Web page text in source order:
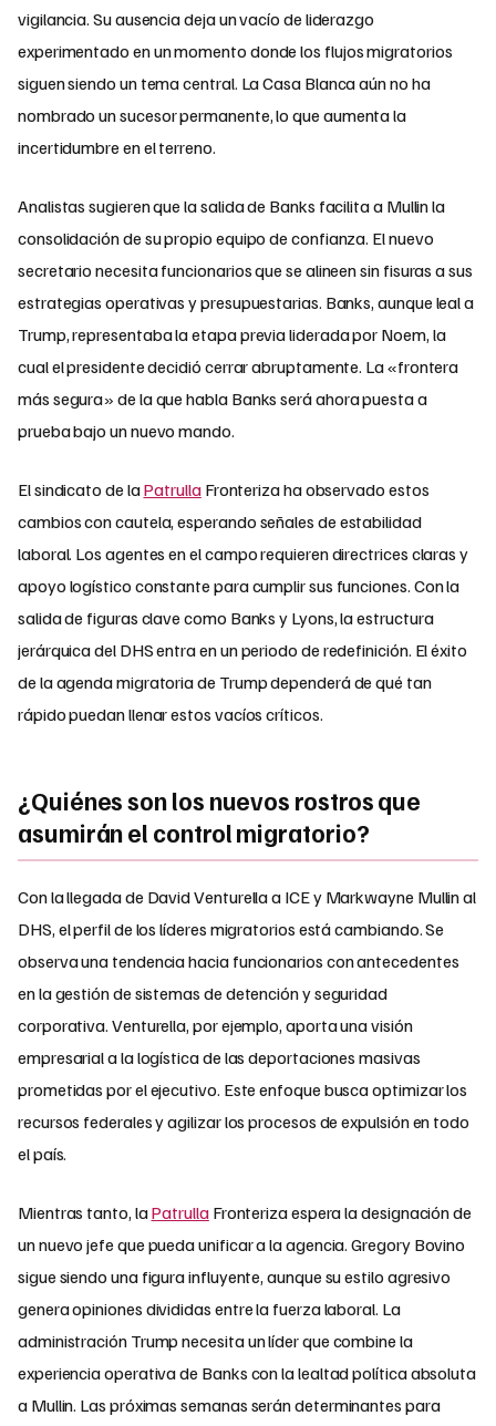
vigilancia. Su ausencia deja un vacío de liderazgo
experimentado en un momento donde los flujos migratorios
siguen siendo un tema central. La Casa Blanca aún no ha
nombrado un sucesor permanente, lo que aumenta la
incertidumbre en el terreno.
Analistas sugieren que la salida de Banks facilita a Mullin la
consolidación de su propio equipo de confianza. El nuevo
secretario necesita funcionarios que se alineen sin fisuras a sus
estrategias operativas y presupuestarias. Banks, aunque leal a
Trump, representaba la etapa previa liderada por Noem, la
cual el presidente decidió cerrar abruptamente. La «frontera
más segura» de la que habla Banks será ahora puesta a
prueba bajo un nuevo mando.
El sindicato de laPatrullaFronteriza ha observado estos
cambios con cautela, esperando señales de estabilidad
laboral. Los agentes en el campo requieren directrices claras y
apoyo logístico constante para cumplir sus funciones. Con la
salida de figuras clave como Banks y Lyons, la estructura
jerárquica del DHS entra en un periodo de redefinición. El éxito
de la agenda migratoria de Trump dependerá de qué tan
rápido puedan llenar estos vacíos críticos.
¿Quiénes son los nuevos rostros que
asumirán el control migratorio?
Con la llegada de David Venturella a ICE y Markwayne Mullin al
DHS, el perfil de los líderes migratorios está cambiando. Se
observa una tendencia hacia funcionarios con antecedentes
en la gestión de sistemas de detención y seguridad
corporativa. Venturella, por ejemplo, aporta una visión
empresarial a la logística de las deportaciones masivas
prometidas por el ejecutivo. Este enfoque busca optimizar los
recursos federales y agilizar los procesos de expulsión en todo
el país.
Mientras tanto, laPatrullaFronteriza espera la designación de
un nuevo jefe que pueda unificar a la agencia. Gregory Bovino
sigue siendo una figura influyente, aunque su estilo agresivo
genera opiniones divididas entre la fuerza laboral. La
administración Trump necesita un líder que combine la
experiencia operativa de Banks con la lealtad política absoluta
a Mullin. Las próximas semanas serán determinantes para